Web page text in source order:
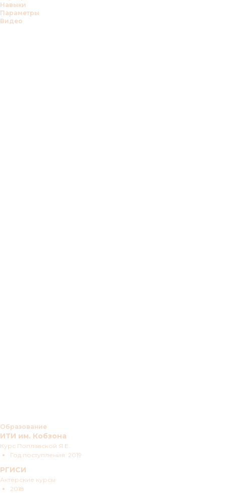
Навыки
Параметры
Видео
Образование
ИТИ им. Кобзона
Курс Поплавской Я.Е.
Год поступления: 2019
РГИСИ
Актерские курсы
2018